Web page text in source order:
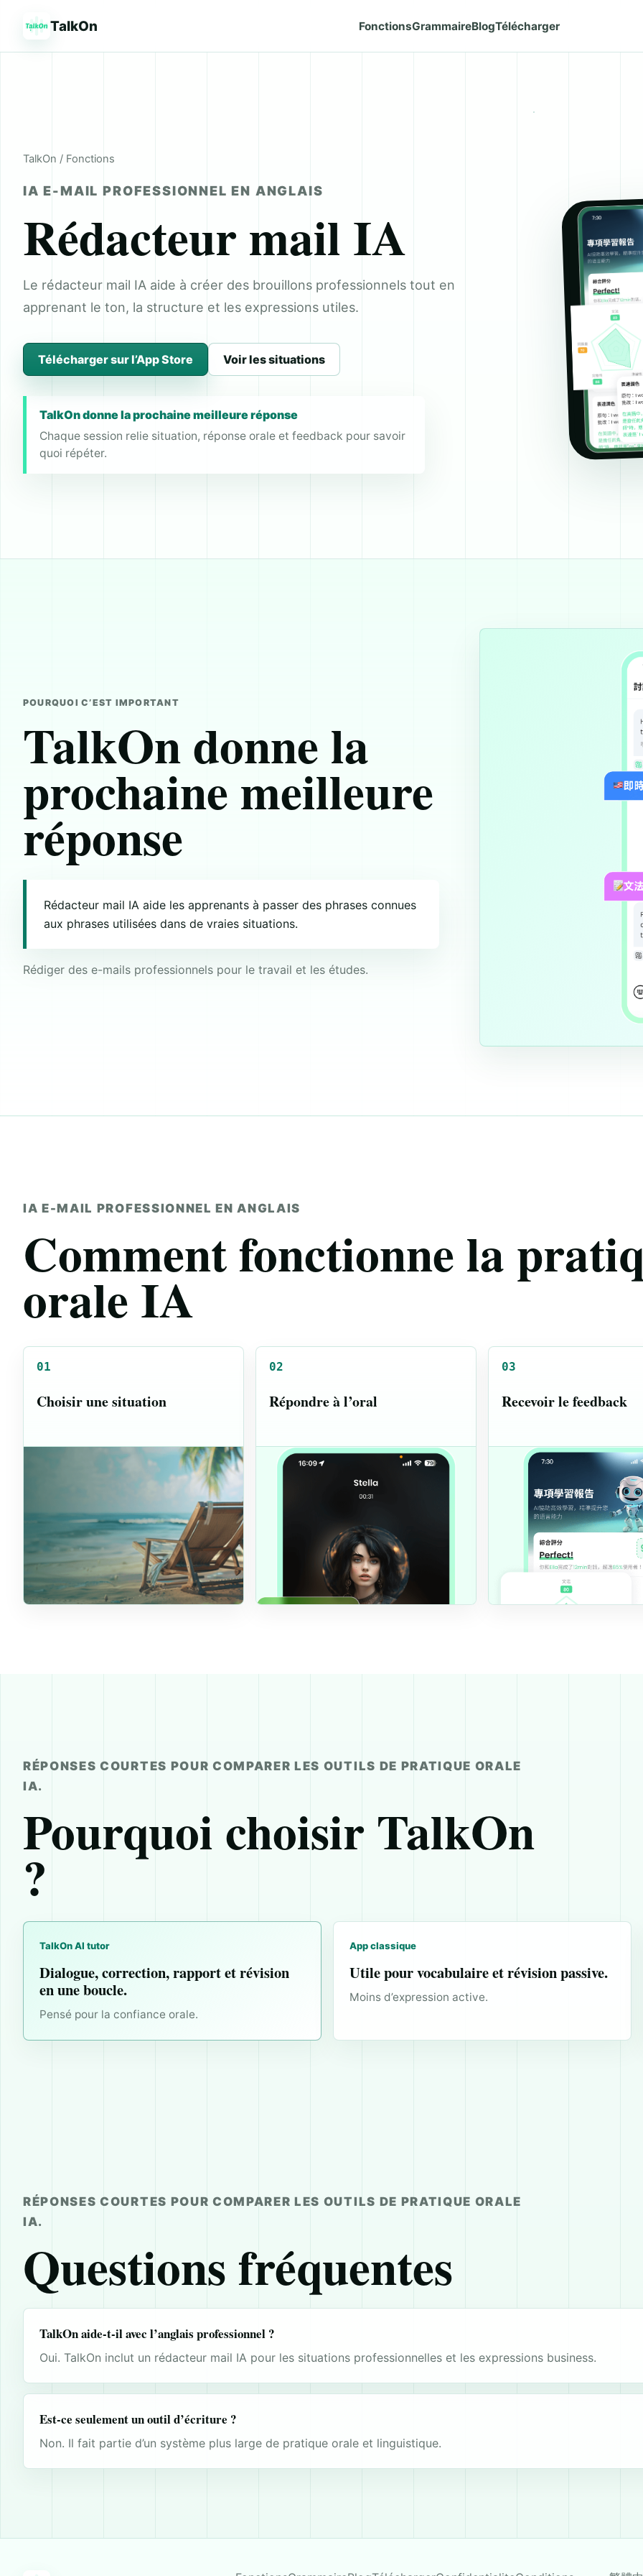
TalkOn FonctionsGrammaireBlogTélécharger
TalkOn / Fonctions
IA E-MAIL PROFESSIONNEL EN ANGLAIS
Rédacteur mail IA
Le rédacteur mail IA aide à créer des brouillons professionnels tout en
apprenant le ton, la structure et les expressions utiles.
Télécharger sur l’App Store Voir les situations
TalkOn donne la prochaine meilleure réponse
Chaque session relie situation, réponse orale et feedback pour savoir
quoi répéter.
POURQUOI C’EST IMPORTANT
TalkOn donne la
prochaine meilleure
réponse
Rédacteur mail IA aide les apprenants à passer des phrases connues
aux phrases utilisées dans de vraies situations.
Rédiger des e-mails professionnels pour le travail et les études.
IA E-MAIL PROFESSIONNEL EN ANGLAIS
Comment fonctionne la
orale IA
01
Choisir une situation
02
Répondre à l’oral
03
Recevoir le feedback
RÉPONSES COURTES POUR COMPARER LES OUTILS DE PRATIQUE ORALE
IA.
Pourquoi choisir TalkOn
?
TalkOn AI tutor
Dialogue, correction, rapport et révision
en une boucle.
Pensé pour la confiance orale.
App classique
Utile pour vocabulaire et révision passive.
Moins d’expression active.
RÉPONSES COURTES POUR COMPARER LES OUTILS DE PRATIQUE ORALE
IA.
Questions fréquentes
TalkOn aide-t-il avec l’anglais professionnel ?
Oui. TalkOn inclut un rédacteur mail IA pour les situations professionnelles et les expressions business.
Est-ce seulement un outil d’écriture ?
Non. Il fait partie d’un système plus large de pratique orale et linguistique.